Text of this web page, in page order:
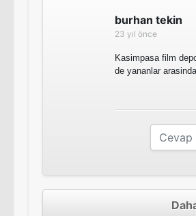
burhan tekin
23 yıl önce
Kasimpasa film
de yananlar